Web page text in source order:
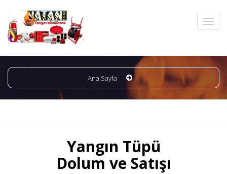
Ana Sayfa
Yangın Tüpü
Dolum ve Satışı